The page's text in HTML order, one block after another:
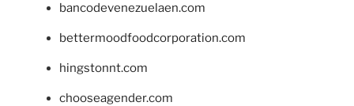
bancodevenezuelaen.com
bettermoodfoodcorporation.com
hingstonnt.com
chooseagender.com